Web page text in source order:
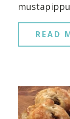
READ